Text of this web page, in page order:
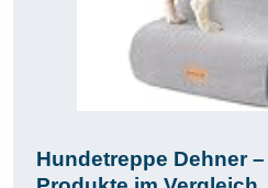
Hundetreppe Dehner